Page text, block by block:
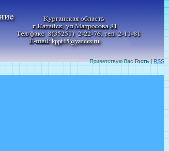
Приветствую Вас Гость|RSS